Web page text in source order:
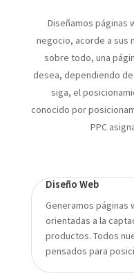
Diseñamos páginas
negocio, acorde a sus
sobre todo, una
desea, dependiendo
siga, el
conocido por
PPC
Diseño Web
Generamos páginas
orientadas a la
productos. Todos
pensados para